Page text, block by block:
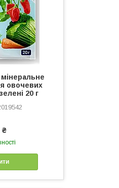
овочевих
20 г
₴